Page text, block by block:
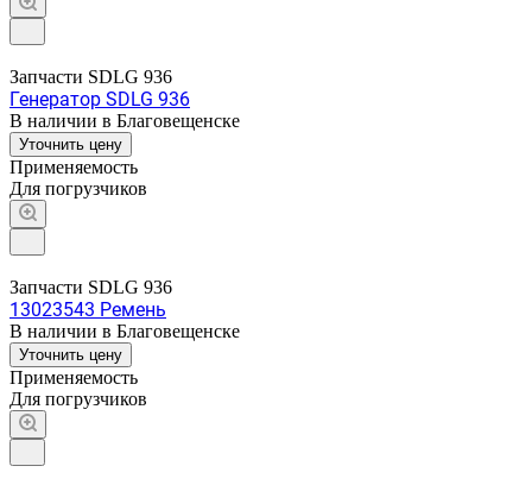
Запчасти SDLG 936
Генератор SDLG 936
В наличии в Благовещенске
Уточнить цену
Применяемость
Для погрузчиков
Запчасти SDLG 936
13023543 Ремень
В наличии в Благовещенске
Уточнить цену
Применяемость
Для погрузчиков